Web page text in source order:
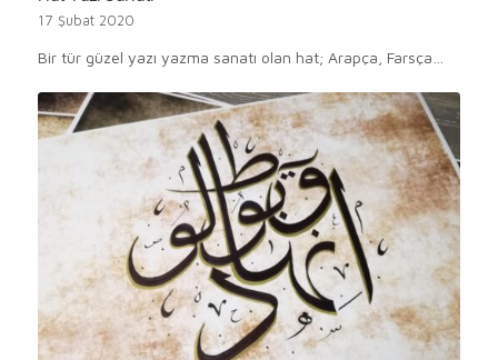
17 Şubat 2020
Bir tür güzel yazı yazma sanatı olan hat; Arapça, Farsça…